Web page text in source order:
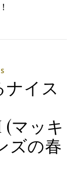
イス
(マッキ
ズの春